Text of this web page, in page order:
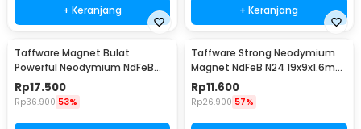
+ Keranjang + Keranjang
Taffware Magnet Bulat
Powerful Neodymium NdFeB
N25 5x1.5mm 100 PCS
Rp17.500
Rp36.900 53%
Taffware Strong Neodymium
Magnet NdFeB N24 19x9x1.6mm
10 PCS - MAG1
Rp11.600
Rp26.900 57%